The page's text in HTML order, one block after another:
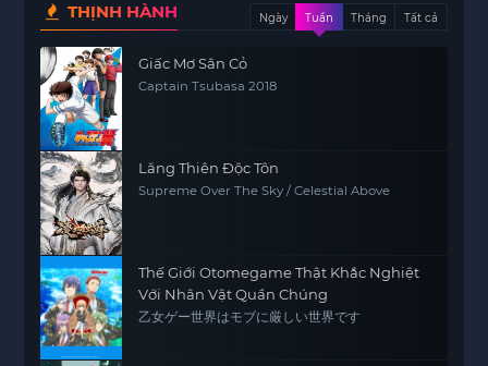
THỊNH HÀNH Ngày Tuần Tháng Tất cả
Giấc Mơ Sân Cỏ
Captain Tsubasa 2018
Lăng Thiên Độc Tôn
Supreme Over The Sky / Celestial Above
Thế Giới Otomegame Thật Khắc Nghiệt
Với Nhân Vật Quần Chúng
乙女ゲー世界はモブに厳しい世界です